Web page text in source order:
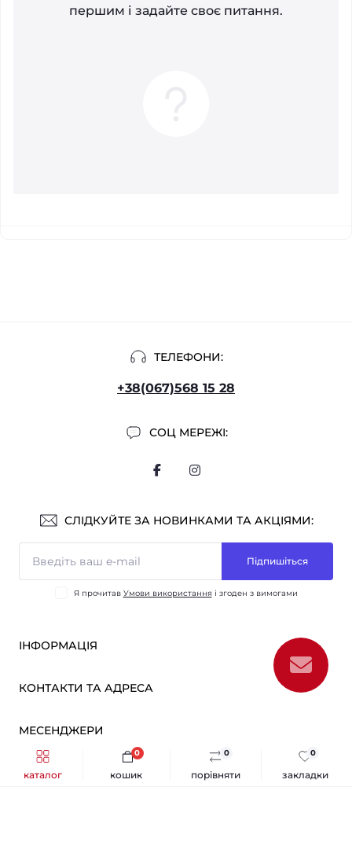
каталог порівняти
0
закладки
0
кошик
0
першим і задайте своє питання.
ТЕЛЕФОНИ:
+38(067)568 15 28
СОЦ МЕРЕЖІ:
СЛІДКУЙТЕ ЗА НОВИНКАМИ ТА АКЦІЯМИ:
Підпишіться
Я прочитав Умови використання і згоден з вимогами
ІНФОРМАЦІЯ
ОПТ
Про нас
Умови використання
Зворотній зв’язок
КОНТАКТИ ТА АДРЕСА
sensmarketlink@gmail.com
пн-пт: 10:00-18:00
МЕСЕНДЖЕРИ
Telegram
Sens Market © 2026